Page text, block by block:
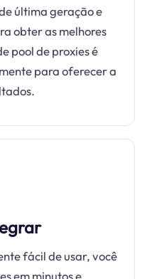
última geração e
obter as melhores
pool de proxies é
para oferecer a
fácil de usar, você